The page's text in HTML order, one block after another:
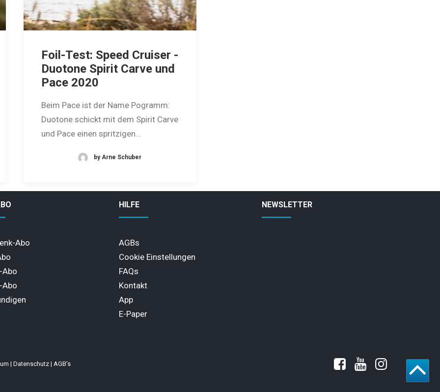
Foil-Test: Speed Cruiser -
Duotone Spirit Carve und
Pace 2020
Beim Pace ist der Name Pogramm:
Duotone schickt mit dem Spirit Carve
und Pace einen spritzigen…
by Arne Schuber
Abo
Abo
Abo
HILFE
AGBs
Cookie Einstellungen
FAQs
Kontakt
App
E-Paper
NEWSLETTER
| Datenschutz | AGB’s